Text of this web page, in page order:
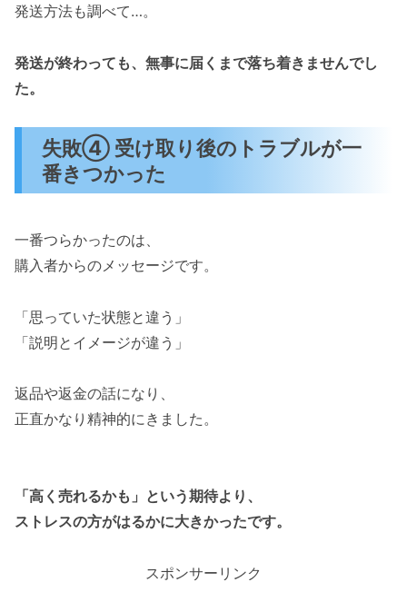
発送方法も調べて…。
発送が終わっても、無事に届くまで落ち着きませんでし
た。
失敗④ 受け取り後のトラブルが一
番きつかった
一番つらかったのは、
購入者からのメッセージです。
「思っていた状態と違う」
「説明とイメージが違う」
返品や返金の話になり、
正直かなり精神的にきました。
「高く売れるかも」という期待より、
ストレスの方がはるかに大きかったです。
スポンサーリンク